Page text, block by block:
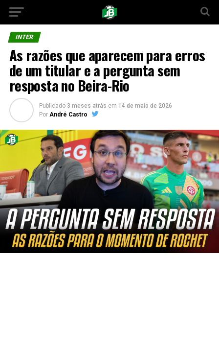
INTER
As razões que aparecem para erros
de um titular e a pergunta sem
resposta no Beira-Rio
Publicado 3 meses atrás em 14 de maio de 2026
Por André Castro